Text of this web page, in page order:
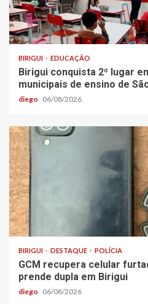
BIRIGUI EDUCAÇÃO
Birigui conquista 2º lugar
municipais de ensino de
diego 06/08/2026
BIRIGUI DESTAQUE POLÍCIA
GCM recupera celular
prende dupla em Birigui
diego 06/08/2026